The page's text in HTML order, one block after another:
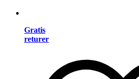
Gratis
returer